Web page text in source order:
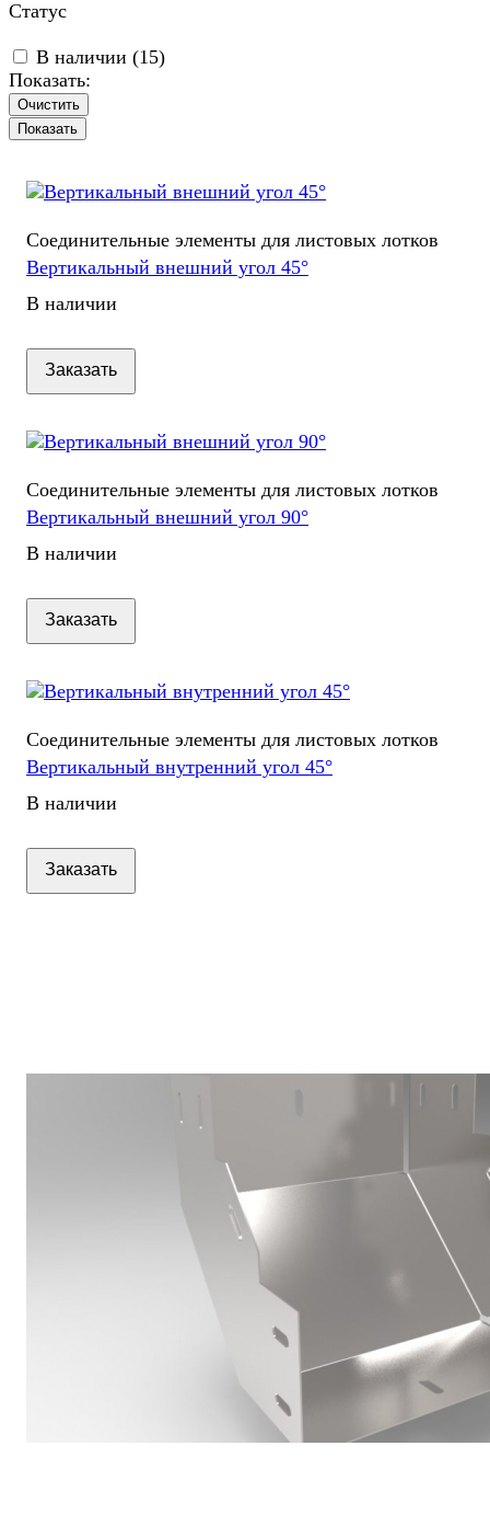
Статус
В наличии (15)
Показать:
Очистить
Соединительные элементы для листовых лотков
Вертикальный внешний угол 45°
В наличии
Заказать
Соединительные элементы для листовых лотков
Вертикальный внешний угол 90°
В наличии
Заказать
Соединительные элементы для листовых лотков
Вертикальный внутренний угол 45°
В наличии
Заказать